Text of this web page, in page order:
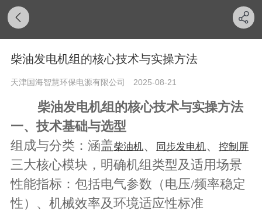
柴油发电机组的核心技术与实操方法
天津国海智慧环保电源有限公司 2025-08-21
柴油发电机组的核心技术与实操方法
一、技术基础与选型
组成与分类 ‌：涵盖柴油机、 同步发电机、控制屏
三大核心模块，明确机组类型及适用场景‌
性能指标 ‌：包括电气参数（电压/频率稳定
性）、机械效率及环境适应性标准‌